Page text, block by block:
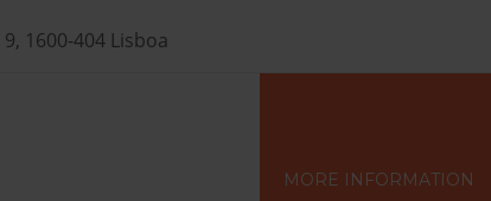
1600-404 Lisboa
MORE INFORMATION